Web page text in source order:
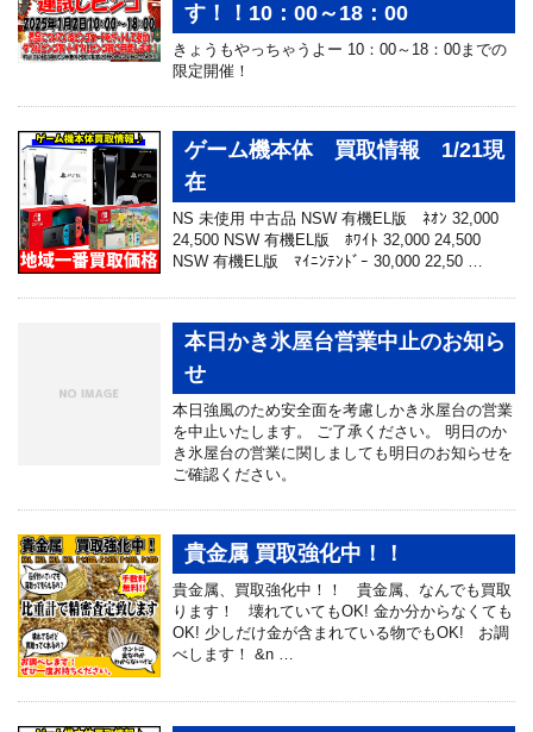
す！！10：00～18：00
きょうもやっちゃうよー 10：00～18：00までの
限定開催！
ゲーム機本体 買取情報 1/21現
在
NS 未使用 中古品 NSW 有機EL版 ﾈｵﾝ 32,000
24,500 NSW 有機EL版 ﾎﾜｲﾄ 32,000 24,500
NSW 有機EL版 ﾏｲﾆﾝﾃﾝﾄﾞｰ 30,000 22,50 …
本日かき氷屋台営業中止のお知ら
せ
本日強風のため安全面を考慮しかき氷屋台の営業
を中止いたします。 ご了承ください。 明日のか
き氷屋台の営業に関しましても明日のお知らせを
ご確認ください。
貴金属 買取強化中！！
貴金属、買取強化中！！ 貴金属、なんでも買取
ります！ 壊れていてもOK! 金か分からなくても
OK! 少しだけ金が含まれている物でもOK! お調
べします！ &n …